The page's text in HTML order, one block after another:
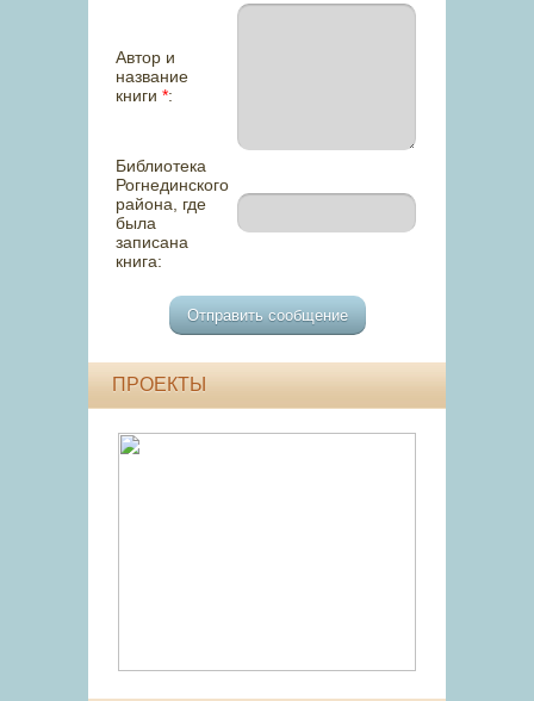
Автор и
название
книги *:
Библиотека
Рогнединского
района, где
была
записана
книга:
ПРОЕКТЫ